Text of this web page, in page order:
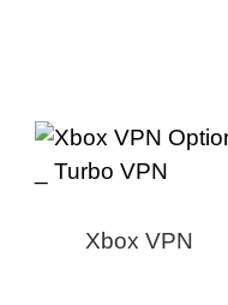
Xbox VPN